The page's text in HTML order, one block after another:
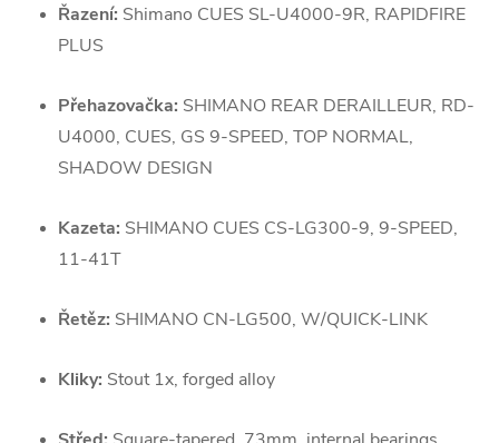
Řazení: Shimano CUES SL-U4000-9R, RAPIDFIRE
PLUS
Přehazovačka: SHIMANO REAR DERAILLEUR, RD-
U4000, CUES, GS 9-SPEED, TOP NORMAL,
SHADOW DESIGN
Kazeta: SHIMANO CUES CS-LG300-9, 9-SPEED,
11-41T
Řetěz: SHIMANO CN-LG500, W/QUICK-LINK
Kliky: Stout 1x, forged alloy